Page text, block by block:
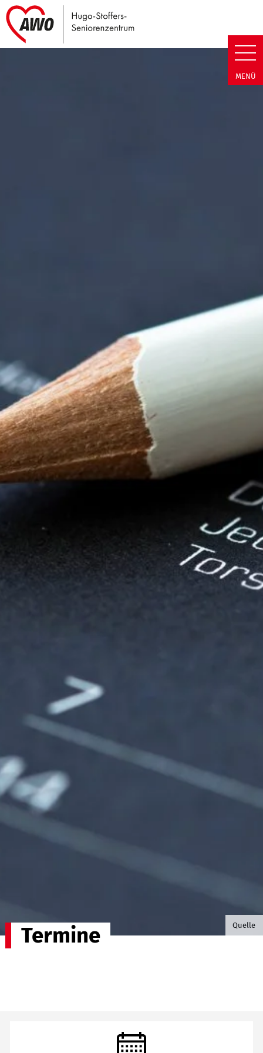
Hugo-Stoffers-
MENÜ
©B.G.
Quelle
Termine